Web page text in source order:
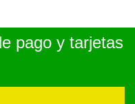
pago y tarjetas